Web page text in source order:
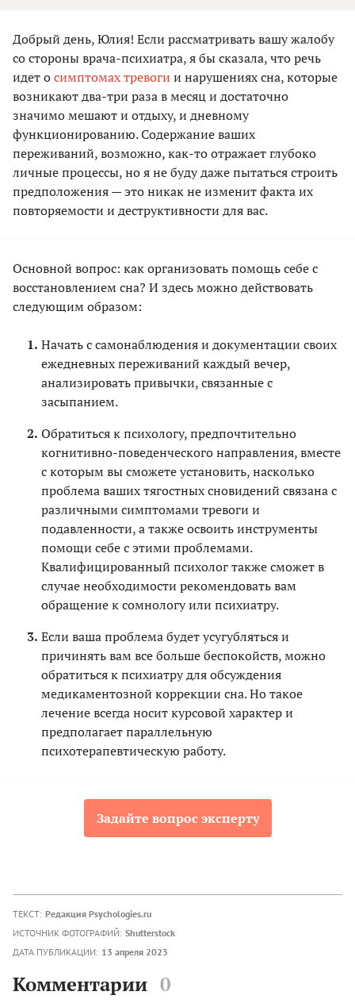
Добрый день, Юлия! Если рассматривать вашу жалобу
со стороны врача-психиатра, я бы сказала, что речь
идет осимптомах тревоги и нарушениях сна, которые
возникают два-три раза в месяц и достаточно
значимо мешают и отдыху, и дневному
функционированию. Содержание ваших
переживаний, возможно, как-то отражает глубоко
личные процессы, но я не буду даже пытаться строить
предположения — это никак не изменит факта их
повторяемости и деструктивности для вас.
Основной вопрос: как организовать помощь себе с
восстановлением сна? И здесь можно действовать
следующим образом:
Начать с самонаблюдения и документации своих
ежедневных переживаний каждый вечер,
анализировать привычки, связанные с
засыпанием.
Обратиться к психологу, предпочтительно
когнитивно-поведенческого направления, вместе
с которым вы сможете установить, насколько
проблема ваших тягостных сновидений связана с
различными симптомами тревоги и
подавленности, а также освоить инструменты
помощи себе с этими проблемами.
Квалифицированный психолог также сможет в
случае необходимости рекомендовать вам
обращение к сомнологу или психиатру.
Если ваша проблема будет усугубляться и
причинять вам все больше беспокойств, можно
обратиться к психиатру для обсуждения
медикаментозной коррекции сна. Но такое
лечение всегда носит курсовой характер и
предполагает параллельную
психотерапевтическую работу.
Задайте вопрос эксперту
ТЕКСТ: Редакция Psychologies.ru
ИСТОЧНИК ФОТОГРАФИЙ: Shutterstock
ДАТА ПУБЛИКАЦИИ: 13 апреля 2023
Комментарии 0